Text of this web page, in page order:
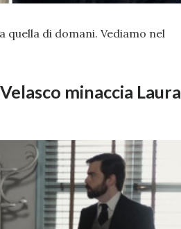
quella di domani. Vediamo nel
minaccia Laura